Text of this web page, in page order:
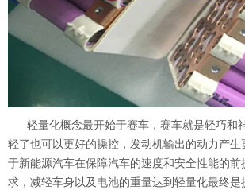
轻量化概念最开始于赛车，赛车就是轻巧和
轻了也可以更好的操控，发动机输出的动力产
于新能源汽车在保障汽车的速度和安全性能的
求，减轻车身以及电池的重量达到轻量化最终